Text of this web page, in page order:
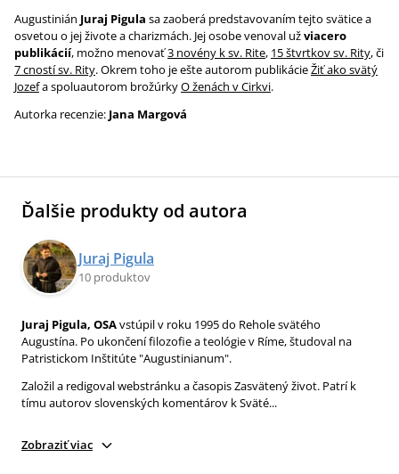
Augustinián Juraj Pigula sa zaoberá predstavovaním tejto svätice a
osvetou o jej živote a charizmách. Jej osobe venoval užviacero
publikácií, možno menovať3 novény k sv. Rite, 15 štvrtkov sv. Rity, či
7 cností sv. Rity. Okrem toho je ešte autorom publikácieŽiť ako svätý
Jozefa spoluautorom brožúrkyO ženách v Cirkvi.
Autorka recenzie: Jana Margová
Ďalšie produkty od autora
Juraj Pigula
10 produktov
Juraj Pigula, OSAvstúpil v roku 1995 do Rehole svätého
Augustína. Po ukončení filozofie a teológie v Ríme, študoval na
Patristickom Inštitúte "Augustinianum".
Založil a redigoval webstránku a časopis Zasvätený život. Patrí k
tímu autorov slovenských komentárov k Sväté...
Zobraziť viac